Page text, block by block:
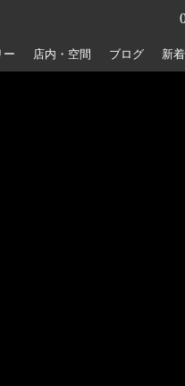
ー 店内・空間 ブログ 新